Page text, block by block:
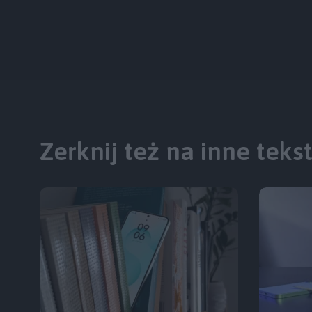
Zerknij też na inne